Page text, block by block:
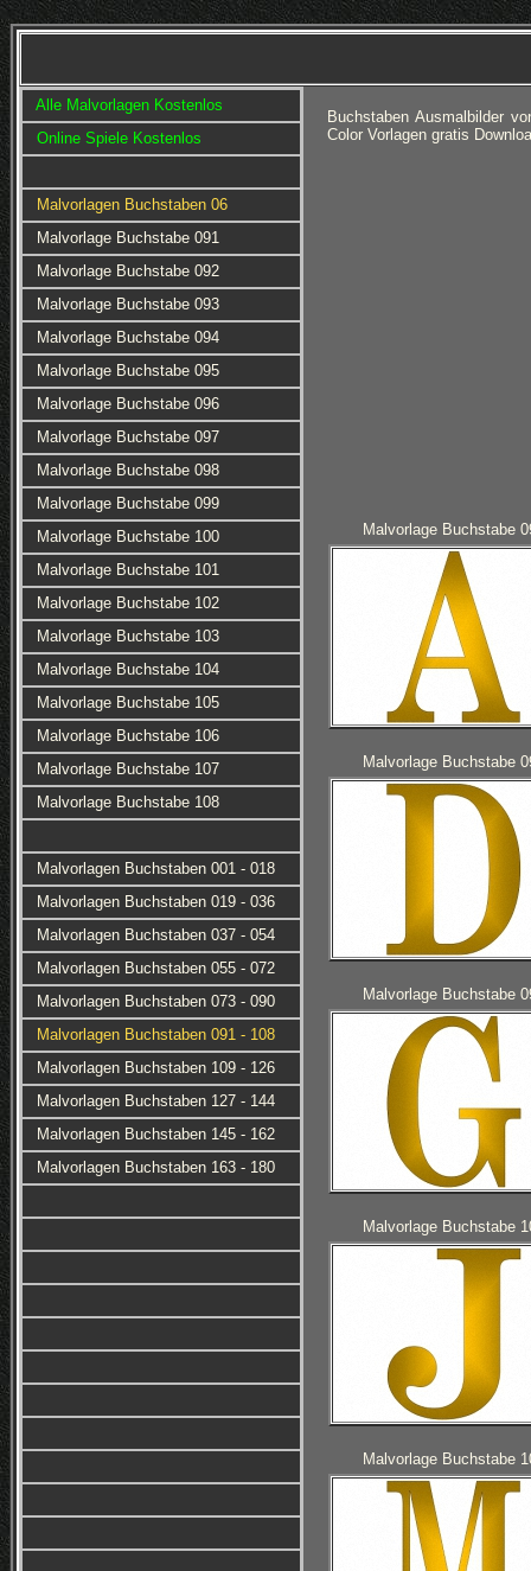
Alle Malvorlagen Kostenlos
Online Spiele Kostenlos
Malvorlagen Buchstaben 06
Malvorlage Buchstabe 091
Malvorlage Buchstabe 092
Malvorlage Buchstabe 093
Malvorlage Buchstabe 094
Malvorlage Buchstabe 095
Malvorlage Buchstabe 096
Malvorlage Buchstabe 097
Malvorlage Buchstabe 098
Malvorlage Buchstabe 099
Malvorlage Buchstabe 100
Malvorlage Buchstabe 101
Malvorlage Buchstabe 102
Malvorlage Buchstabe 103
Malvorlage Buchstabe 104
Malvorlage Buchstabe 105
Malvorlage Buchstabe 106
Malvorlage Buchstabe 107
Malvorlage Buchstabe 108
Malvorlagen Buchstaben 001 - 018
Malvorlagen Buchstaben 019 - 036
Malvorlagen Buchstaben 037 - 054
Malvorlagen Buchstaben 055 - 072
Malvorlagen Buchstaben 073 - 090
Malvorlagen Buchstaben 091 - 108
Malvorlagen Buchstaben 109 - 126
Malvorlagen Buchstaben 127 - 144
Malvorlagen Buchstaben 145 - 162
Malvorlagen Buchstaben 163 - 180
Buchstaben Ausmalbilder
Color Vorlagen gratis
Malvorlage Buchstabe
Malvorlage Buchstabe
Malvorlage Buchstabe
Malvorlage Buchstabe
Malvorlage Buchstabe